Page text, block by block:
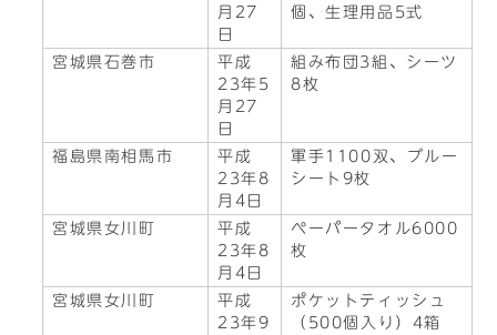
月27
日
個、生理用品5式
宮城県石巻市
平成
23年5
月27
日
組み布団3組、シーツ
8枚
福島県南相馬市
平成
23年8
月4日
軍手1100双、ブルー
シート9枚
宮城県女川町
平成
23年8
月4日
ペーパータオル6000
枚
宮城県女川町
平成
23年9
ポケットティッシュ
（500個入り）4箱